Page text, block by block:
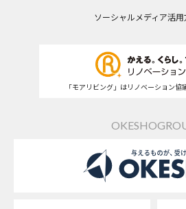
ソーシャルメディア活
「モアリビング」はリノベーション協